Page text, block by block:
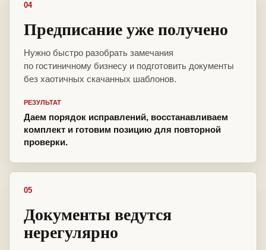
04
Предписание уже получено
Нужно быстро разобрать замечания
по гостиничному бизнесу и подготовить документы
без хаотичных скачанных шаблонов.
РЕЗУЛЬТАТ
Даем порядок исправлений, восстанавливаем
комплект и готовим позицию для повторной
проверки.
05
Документы ведутся
нерегулярно